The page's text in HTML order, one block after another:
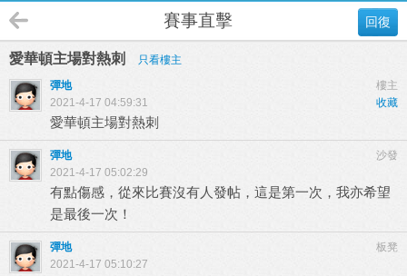
回復
賽事直擊
愛華頓主場對熱刺
只看樓主
樓主
彈地
收藏
2021-4-17 04:59:31
愛華頓主場對熱刺
沙發
彈地
2021-4-17 05:02:29
有點傷感，從來比賽沒有人發帖，這是第一次，我亦希望
是最後一次！
板凳
彈地
2021-4-17 05:10:27